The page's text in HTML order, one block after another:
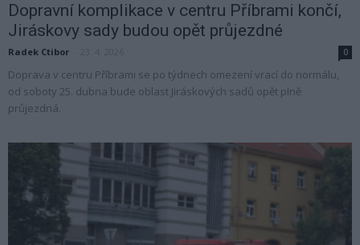
Dopravní komplikace v centru Příbrami končí,
Jiráskovy sady budou opět průjezdné
Radek Ctibor 0
Doprava v centru Příbrami se po týdnech omezení vrací do normálu,
od soboty 25. dubna bude oblast Jiráskových sadů opět plně
průjezdná.